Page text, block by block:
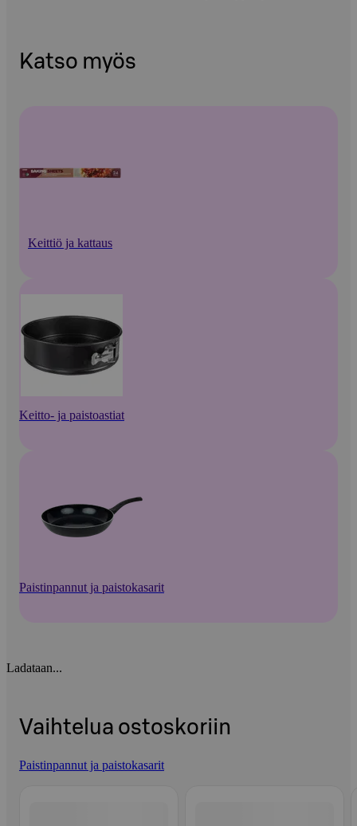
Katso myös
Keittiö ja kattaus
Keitto- ja paistoastiat
Paistinpannut ja paistokasarit
Ladataan...
Vaihtelua ostoskoriin
Paistinpannut ja paistokasarit